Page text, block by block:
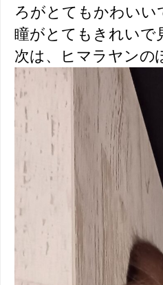
ろがとてもかわいい
瞳がとてもきれい
次は、ヒマラヤンの